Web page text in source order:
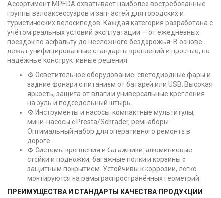
Ассортимент MPEDA охватывает наиболее востребованные
группы велоаксессуаров и запчастей для городских и
туристических велосипедов. Каждая категория разработана с
учётом реальных условий эксплуатации — от ежедневных
поездок по асфальту до несложного бездорожья. В основе
лежат унифицированные стандарты креплений и простые, но
надёжные конструктивные решения.
⚙️ Осветительное оборудование: светодиодные фары и
задние фонари с питанием от батарей или USB. Высокая
яркость, защита от влаги и универсальные крепления
на руль и подседельный штырь.
⚙️ Инструменты и насосы: компактные мультитулы,
мини-насосы с Presta/Schrader, ремнаборы.
Оптимальный набор для оперативного ремонта в
дороге.
⚙️ Системы крепления и багажники: алюминиевые
стойки и подножки, багажные полки и корзины с
защитным покрытием. Устойчивы к коррозии, легко
монтируются на рамы распространённых геометрий.
ПРЕИМУЩЕСТВА И СТАНДАРТЫ КАЧЕСТВА ПРОДУКЦИИ